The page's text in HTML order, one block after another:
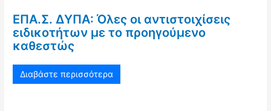
ΕΠΑ.Σ. ΔΥΠΑ: Όλες οι αντιστοιχίσεις
ειδικοτήτων με το προηγούμενο
καθεστώς
Διαβάστε περισσότερα